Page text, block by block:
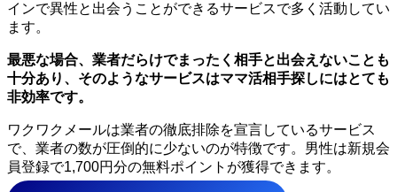
インで異性と出会うことができるサービスで多く活動してい
ます。
最悪な場合、業者だらけでまったく相手と出会えないことも
十分あり、そのようなサービスはママ活相手探しにはとても
非効率です。
ワクワクメールは業者の徹底排除を宣言しているサービス
で、業者の数が圧倒的に少ないのが特徴です。男性は新規会
員登録で1,700円分の無料ポイントが獲得できます。